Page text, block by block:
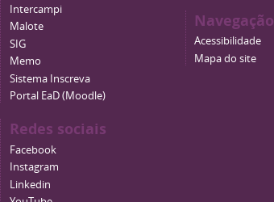
Intercampi
Malote
SIG
Memo
Sistema Inscreva
Portal EaD (Moodle)
Redes sociais
Facebook
Instagram
Linkedin
Navegação
Acessibilidade
Mapa do site